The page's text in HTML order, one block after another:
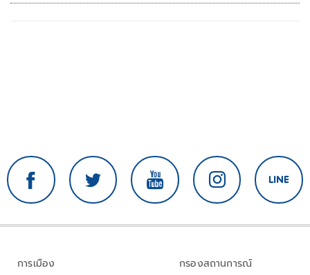
การเมือง
กรองสถานการณ์